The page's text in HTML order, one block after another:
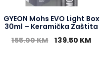
GYEON Mohs EVO Light Box
30ml – Keramička Zaštita
155.00KM 139.50 KM